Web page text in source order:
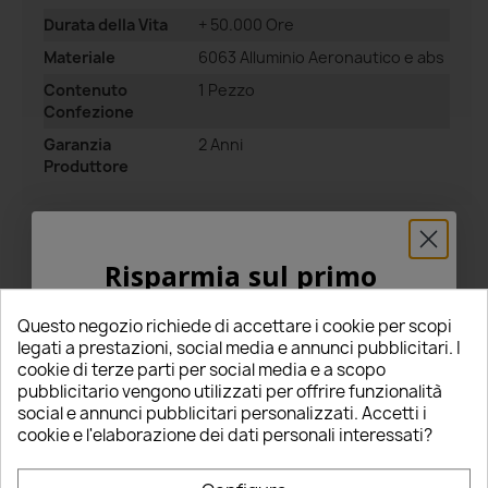
Durata della Vita
+ 50.000 Ore
Materiale
6063 Alluminio Aeronautico e abs
Contenuto
Confezione
1 Pezzo
Garanzia
Produttore
2 Anni
Commenti Tutte le recensioni
Riepilogo
5
Questo negozio richiede di accettare i cookie per scopi
legati a prestazioni, social media e annunci pubblicitari. I
cookie di terze parti per social media e a scopo
pubblicitario vengono utilizzati per offrire funzionalità
social e annunci pubblicitari personalizzati. Accetti i
cookie e l'elaborazione dei dati personali interessati?
Risparmia sul primo
5% PER TE!
Inserisci la tua email qui sotto per ricevere il
5% DI SCONTOsul tuo primo ordine!
Nome